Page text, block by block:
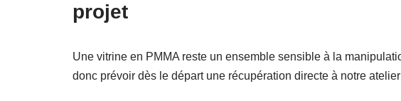
projet
Une vitrine en PMMA reste un ensemble sensible à la
donc prévoir dès le départ une récupération directe à notre